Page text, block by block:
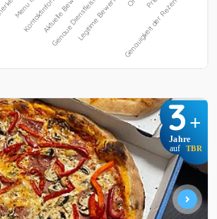
3+
Jahre
auf TBR